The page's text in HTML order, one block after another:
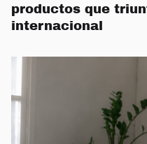
productos que
internacional